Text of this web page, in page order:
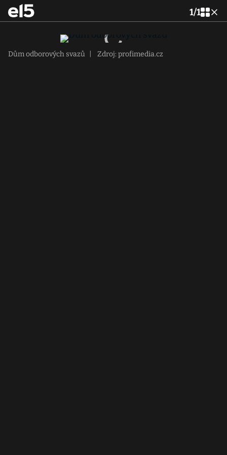
1/1
Dům odborových svazů Zdroj: profimedia.cz